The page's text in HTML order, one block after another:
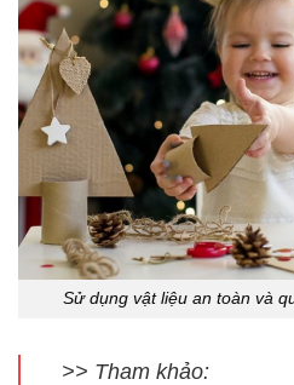
Sử dụng vật liệu an toàn và
>> Tham khảo: